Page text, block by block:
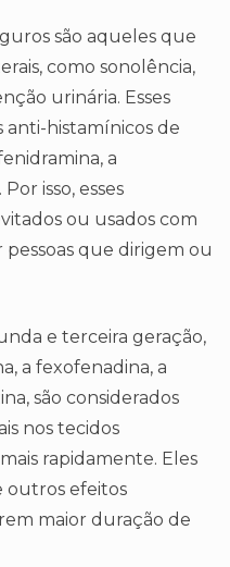
são aqueles que
como sonolência,
urinária. Esses
anti-histamínicos de
a
isso, esses
ou usados com
que dirigem ou
e terceira geração,
a fexofenadina, a
são considerados
nos tecidos
rapidamente. Eles
outros efeitos
maior duração de